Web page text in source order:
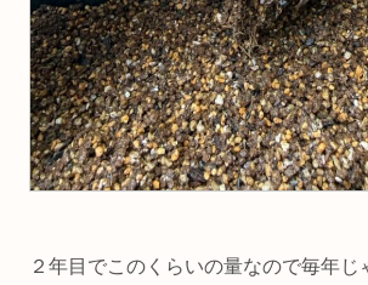
２年目でこのくらいの量なので毎年じ